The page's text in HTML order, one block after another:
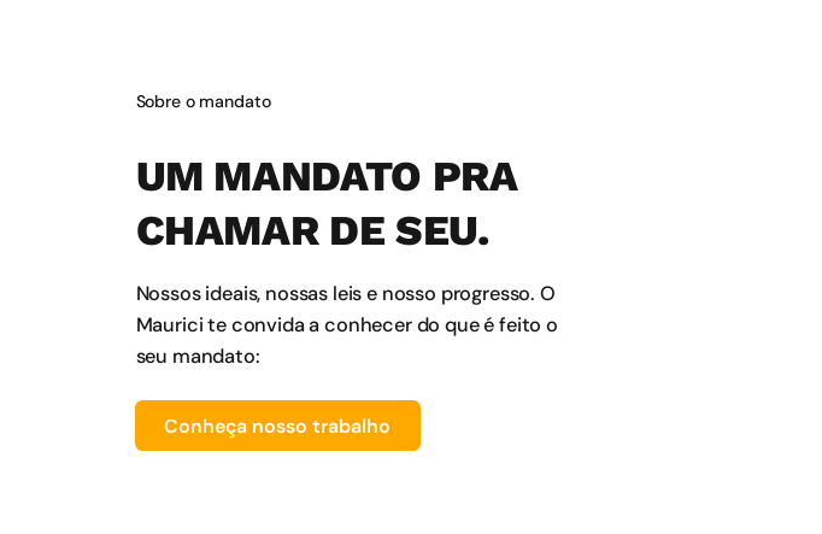
Sobre o mandato
UM MANDATO PRA
CHAMAR DE SEU.
Nossos ideais, nossas leis e nosso progresso. O
Maurici te convida a conhecer do que é feito o
seu mandato:
Conheça nosso trabalho